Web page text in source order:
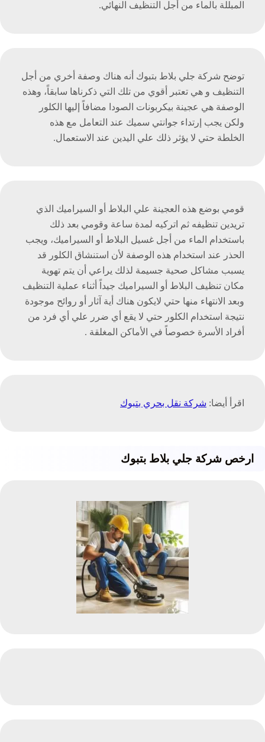
المبللة بالماء من أجل التنظيف النهائي.
توضح شركة جلي بلاط بتبوك أنه هناك وصفة أخري من أجل
التنظيف و هي تعتبر أقوي من تلك التي ذكرناها سابقاً، وهذه
الوصفة هي عجينة بيكربونات الصودا مضافاً إليها الكلور
ولكن يجب إرتداء جوانتي سميك عند التعامل مع هذه
الخلطة حتي لا يؤثر ذلك علي اليدين عند الاستعمال.
قومي بوضع هذه العجينة علي البلاط أو السيراميك الذي
تريدين تنظيفه ثم اتركيه لمدة ساعة وقومي بعد ذلك
باستخدام الماء من أجل غسيل البلاط أو السيراميك، ويجب
الحذر عند استخدام هذه الوصفة لأن استنشاق الكلور قد
يسبب مشاكل صحية جسيمة لذلك يراعي أن يتم تهوية
مكان تنظيف البلاط أو السيراميك جيداً أثناء عملية التنظيف
وبعد الانتهاء منها حتي لايكون هناك أية آثار أو روائح موجودة
نتيجة استخدام الكلور حتي لا يقع أي ضرر علي أي فرد من
أفراد الأسرة خصوصاً في الأماكن المغلقة .
اقرأ أيضا: شركة نقل بحري بتبوك
ارخص شركة جلي بلاط بتبوك